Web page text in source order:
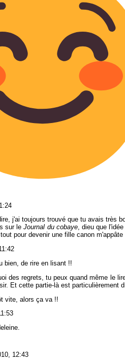
j'ai toujours trouvé que tu avais très
sur leJournal du cobaye, dieu que
pour devenir une fille canon m'appâte
bien, de rire en lisant !!
des regrets, tu peux quand même le
Et cette partie-là est particulièrement
vite, alors ça va !!
12:43